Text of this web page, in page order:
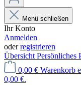
Menü schließen
Ihr Konto
Anmelden
oderregistrieren
Übersicht Persönliches
0,00 € Warenkorb
0,00 €.